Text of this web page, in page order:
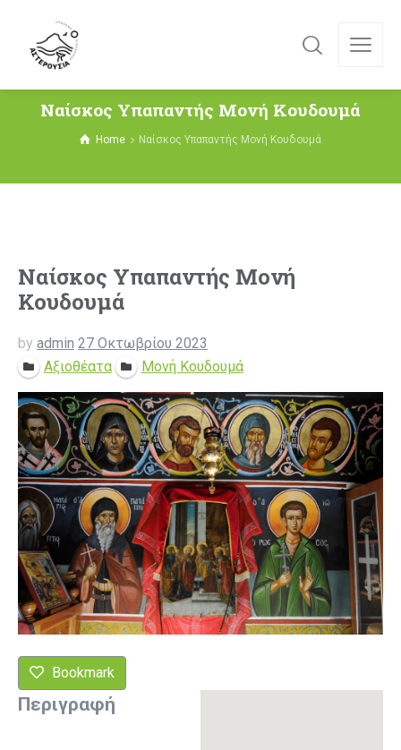
Ναίσκος Υπαπαντής Μονή Κουδουμά
Home Ναίσκος Υπαπαντής Μονή Κουδουμά
Ναίσκος Υπαπαντής Μονή
Κουδουμά
by admin 27 Οκτωβρίου 2023
Αξιοθέατα
Μονή Κουδουμά
Bookmark
Περιγραφή